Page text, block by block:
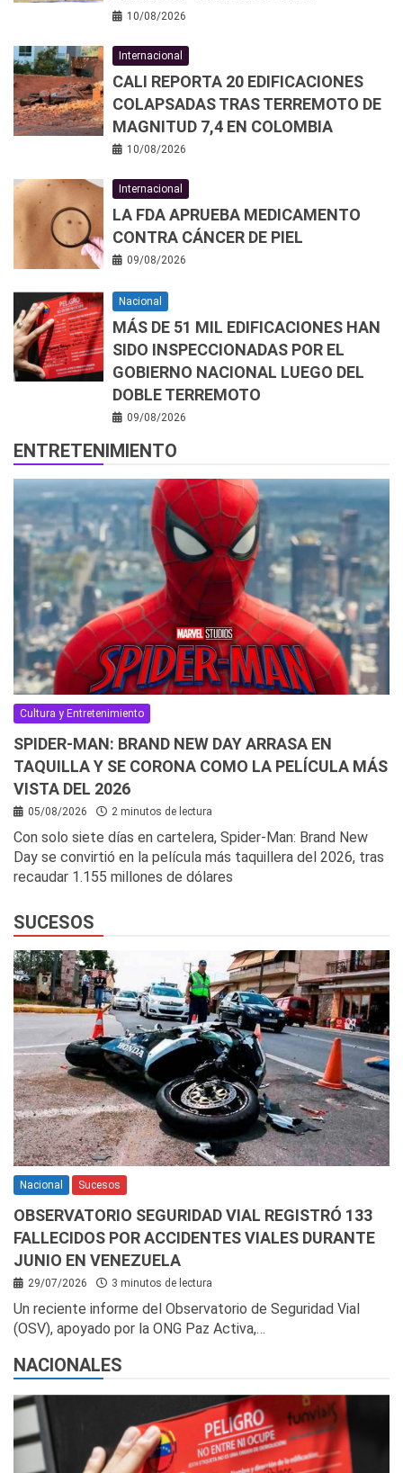
10/08/2026
Internacional
CALI REPORTA 20 EDIFICACIONES
COLAPSADAS TRAS TERREMOTO DE
MAGNITUD 7,4 EN COLOMBIA
10/08/2026
Internacional
LA FDA APRUEBA MEDICAMENTO
CONTRA CÁNCER DE PIEL
09/08/2026
Nacional
MÁS DE 51 MIL EDIFICACIONES HAN
SIDO INSPECCIONADAS POR EL
GOBIERNO NACIONAL LUEGO DEL
DOBLE TERREMOTO
09/08/2026
ENTRETENIMIENTO
Cultura y Entretenimiento
SPIDER-MAN: BRAND NEW DAY ARRASA EN
TAQUILLA Y SE CORONA COMO LA PELÍCULA MÁS
VISTA DEL 2026
05/08/2026 2 minutos de lectura
Con solo siete días en cartelera, Spider-Man: Brand New
Day se convirtió en la película más taquillera del 2026, tras
recaudar 1.155 millones de dólares
SUCESOS
Nacional Sucesos
OBSERVATORIO SEGURIDAD VIAL REGISTRÓ 133
FALLECIDOS POR ACCIDENTES VIALES DURANTE
JUNIO EN VENEZUELA
29/07/2026 3 minutos de lectura
Un reciente informe del Observatorio de Seguridad Vial
(OSV), apoyado por la ONG Paz Activa,…
NACIONALES